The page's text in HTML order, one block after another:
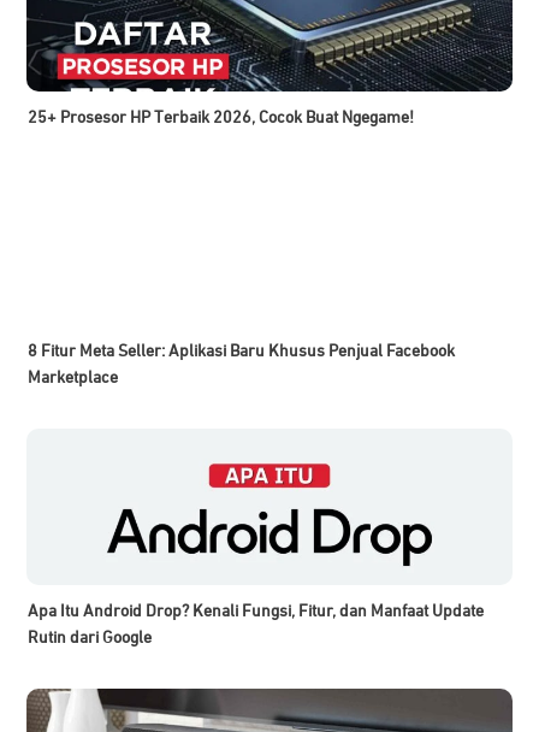
25+ Prosesor HP Terbaik 2026, Cocok Buat Ngegame!
8 Fitur Meta Seller: Aplikasi Baru Khusus Penjual Facebook
Marketplace
Apa Itu Android Drop? Kenali Fungsi, Fitur, dan Manfaat Update
Rutin dari Google